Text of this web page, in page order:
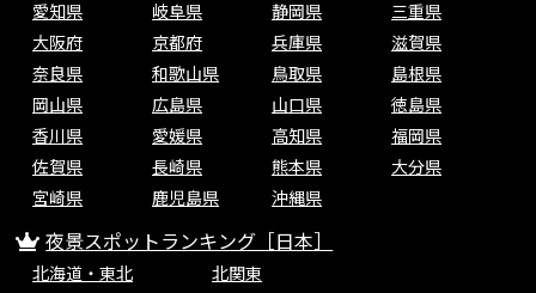
愛知県
岐阜県 静岡県
三重県
大阪府
京都府 兵庫県
滋賀県
奈良県
和歌山県 鳥取県
島根県
岡山県
広島県 山口県
徳島県
香川県
愛媛県 高知県
福岡県
佐賀県
長崎県 熊本県
大分県
宮崎県
鹿児島県 沖縄県
夜景スポットランキング［日本］
北海道・東北
北関東